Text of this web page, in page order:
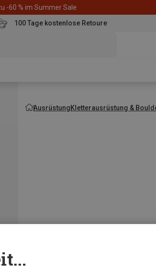
-60 % im Summer Sale
100 Tage kostenlose Retoure
AusrüstungKletterausrüstung &